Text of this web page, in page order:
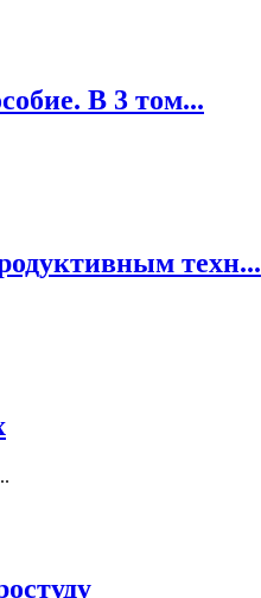
В 3 том...
техн...